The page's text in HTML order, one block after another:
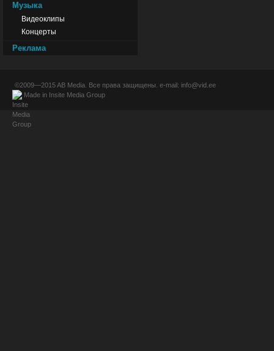
Музыка
Видеоклипы
Концерты
Реклама
©2009—2015AB Media . Все права защищены. e-mail: info@vid.ee
Made in Insite Media Group